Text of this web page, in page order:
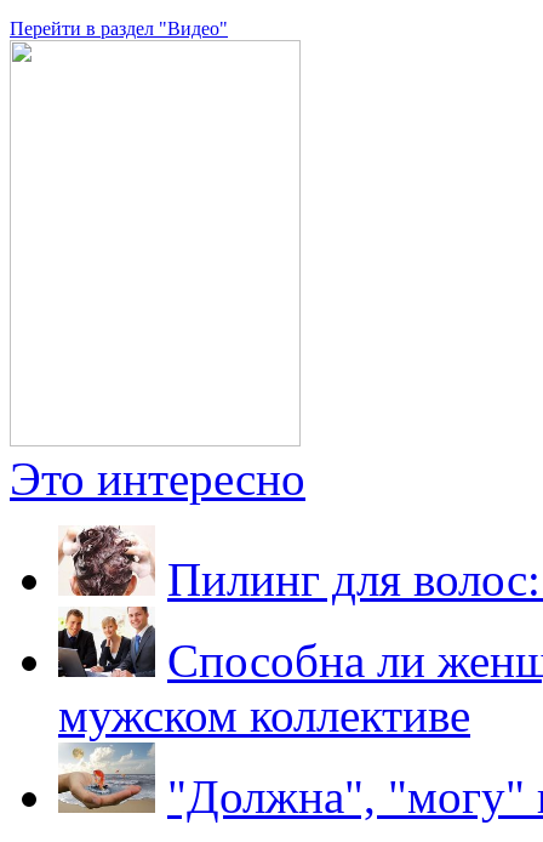
Перейти в раздел "Видео"
Это интересно
Пилинг для
Способна ли
мужском коллективе
"Должна", "могу"